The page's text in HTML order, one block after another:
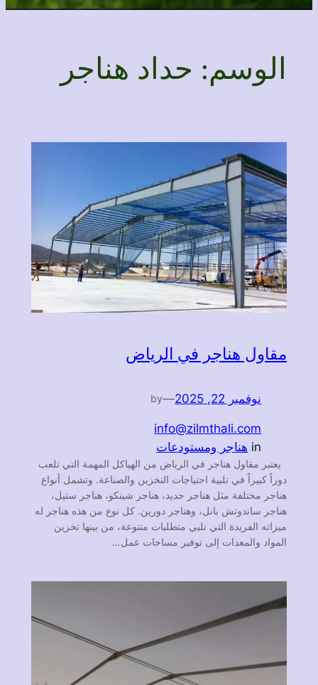
الوسم: حداد هناجر
مقاول هناجر في الرياض
نوفمبر 22, 2025 —
by
info@zilmthali.com
in هناجر ومستودعات
يعتبر مقاول هناجر في الرياض من الهياكل المهمة التي تلعب
دوراً كبيراً في تلبية احتياجات التخزين والصناعة. وتشمل أنواع
هناجر مختلفة مثل هناجر حديد، هناجر شينكو، هناجر ستيل،
هناجر ساندوتش بانل، وهناجر دورين. كل نوع من هذه هناجر له
ميزاته الفريدة التي تلبي متطلبات متنوعة، من بينها تخزين
المواد والمعدات إلى توفير مساحات عمل…